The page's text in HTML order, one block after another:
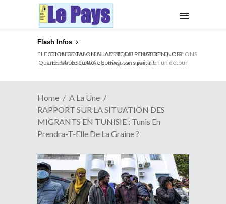
Flash Infos
ELECTION DE TALON A LA TETE DU SENAT BENINOIS :
Quand Patrice quitte le pouvoir sans partir !
Home
A La Une
RAPPORT SUR LA SITUATION DES
MIGRANTS EN TUNISIE : Tunis En
Prendra-T-Elle De La Graine ?